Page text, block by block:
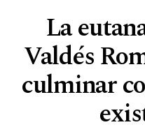
La
Valdés
culminar